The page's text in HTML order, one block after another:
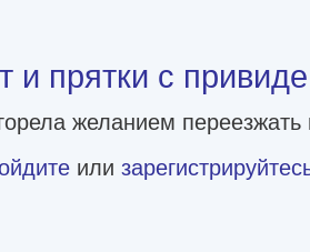
и прятки с
желанием переезжать
Брайт и прятки с привидением [litres]
или